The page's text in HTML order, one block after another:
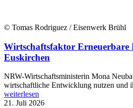
© Tomas Rodriguez / Eisenwerk Brühl
Wirtschaftsfaktor Erneuerbare
Euskirchen
NRW-Wirtschaftsministerin Mona
wirtschaftliche Entwicklung nutzen und
weiterlesen
21. Juli 2026